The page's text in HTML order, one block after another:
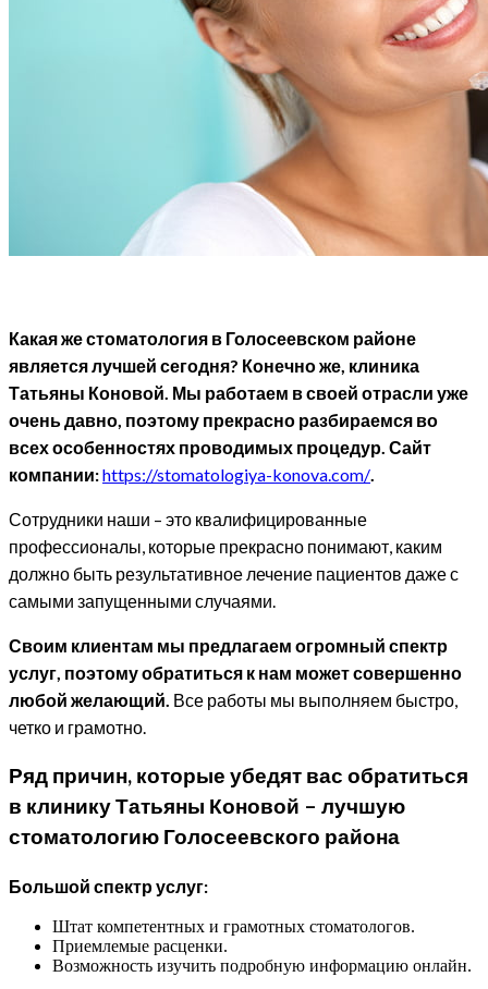
Какая же стоматология в Голосеевском районе
является лучшей сегодня? Конечно же, клиника
Татьяны Коновой. Мы работаем в своей отрасли уже
очень давно, поэтому прекрасно разбираемся во
всех особенностях проводимых процедур. Сайт
компании:https://stomatologiya-konova.com/
Сотрудники наши – это квалифицированные
профессионалы, которые прекрасно понимают, каким
должно быть результативное лечение пациентов даже с
самыми запущенными случаями.
Своим клиентам мы предлагаем огромный спектр
услуг, поэтому обратиться к нам может совершенно
любой желающий. Все работы мы выполняем быстро,
четко и грамотно.
Ряд причин, которые убедят вас обратиться
в клинику Татьяны Коновой – лучшую
стоматологию Голосеевского района
Большой спектр услуг:
Штат компетентных и грамотных стоматологов.
Приемлемые расценки.
Возможность изучить подробную информацию онлайн.